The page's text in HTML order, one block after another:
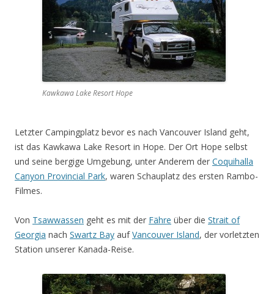
Kawkawa Lake Resort Hope
Letzter Campingplatz bevor es nach Vancouver Island geht,
ist das Kawkawa Lake Resort in Hope. Der Ort Hope selbst
und seine bergige Umgebung, unter Anderem der Coquihalla
Canyon Provincial Park, waren Schauplatz des ersten Rambo-
Filmes.
Von Tsawwassen geht es mit der Fähre über die Strait of
Georgia nach Swartz Bay aufVancouver Island, der vorletzten
Station unserer Kanada-Reise.